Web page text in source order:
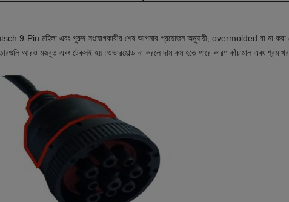
9-Pin মহিলা এবং পুরুষ সংযোগকারীর শেষ আপনার প্রয়োজন অনুযায়ী, overmolded বা না করা
আরও মজবুত এবং টেকসই হয়।ওভারমোল্ড না করলে দাম কম হতে পারে কারণ কাঁচামাল এবং শ্রম